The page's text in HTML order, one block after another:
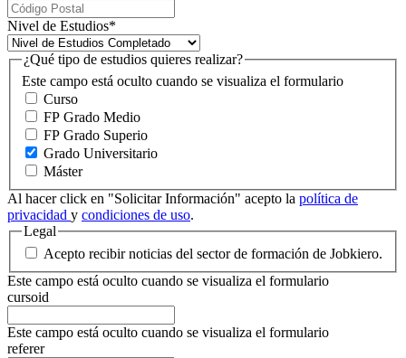
Nivel de Estudios*
Este campo está oculto cuando se visualiza el formulario
¿Qué tipo de estudios quieres realizar?
Curso
FP Grado Medio
FP Grado Superio
Grado Universitario
Máster
Al hacer click en "Solicitar Información" acepto la política de
privacidad y condiciones de uso.
Legal
Acepto recibir noticias del sector de formación de Jobkiero.
Este campo está oculto cuando se visualiza el formulario
cursoid
Este campo está oculto cuando se visualiza el formulario
referer